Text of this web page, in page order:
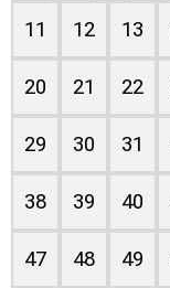
11 12 13
20 21 22
29 30 31
38 39 40
47 48 49